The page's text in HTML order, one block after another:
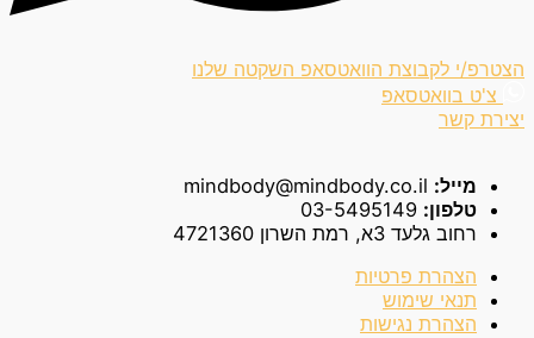
הצטרפ/י לקבוצת הוואטסאפ השקטה שלנו
צ'ט בוואטסאפ
יצירת קשר
מייל:
טלפון:
רחוב גלעד 3א, רמת השרון 4721360
הצהרת פרטיות
תנאי שימוש
הצהרת נגישות